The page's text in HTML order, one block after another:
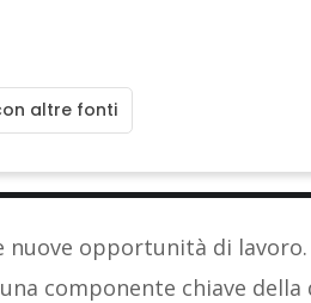
altre fonti
nuove opportunità di lavoro.
componente chiave